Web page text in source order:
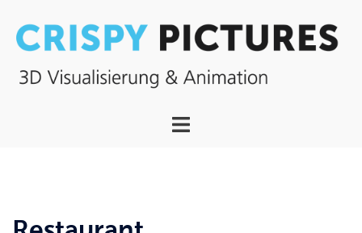
Inhalt
springen
Menü